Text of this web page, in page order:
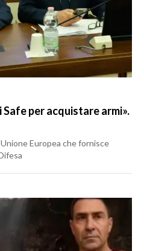
per acquistare armi».
Europea che fornisce